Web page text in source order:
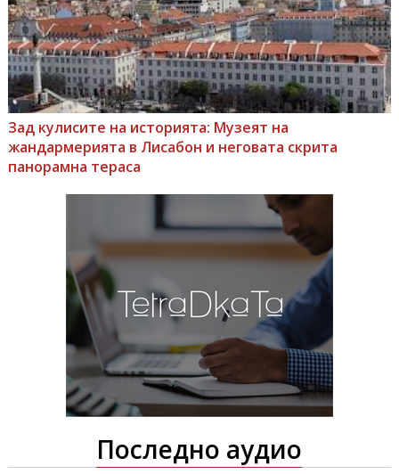
Зад кулисите на историята: Музеят на
жандармерията в Лисабон и неговата скрита
панорамна тераса
Последно аудио